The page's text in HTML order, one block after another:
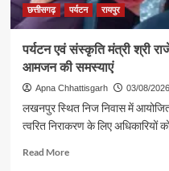
की
छत्तीसगढ़ पर्यटन रायपुर
पर्यटन एवं संस्कृति मंत्री श्री
आमजन की समस्याएं
Apna Chhattisgarh 03/08/2026
लखनपुर स्थित निज निवास में
त्वरित निराकरण के लिए अधिकारियों
Read MoreRead